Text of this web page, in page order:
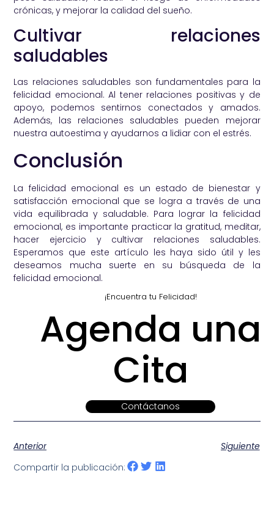
crónicas, y mejorar la calidad del sueño.
Cultivar relaciones
saludables
Las relaciones saludables son fundamentales para la
felicidad emocional. Al tener relaciones positivas y de
apoyo, podemos sentirnos conectados y amados.
Además, las relaciones saludables pueden mejorar
nuestra autoestima y ayudarnos a lidiar con el estrés.
Conclusión
La felicidad emocional es un estado de bienestar y
satisfacción emocional que se logra a través de una
vida equilibrada y saludable. Para lograr la felicidad
emocional, es importante practicar la gratitud, meditar,
hacer ejercicio y cultivar relaciones saludables.
Esperamos que este artículo les haya sido útil y les
deseamos mucha suerte en su búsqueda de la
felicidad emocional.
¡Encuentra tu Felicidad!
Agenda una
Cita
Contáctanos
Anterior
Siguiente
Compartir la publicación: